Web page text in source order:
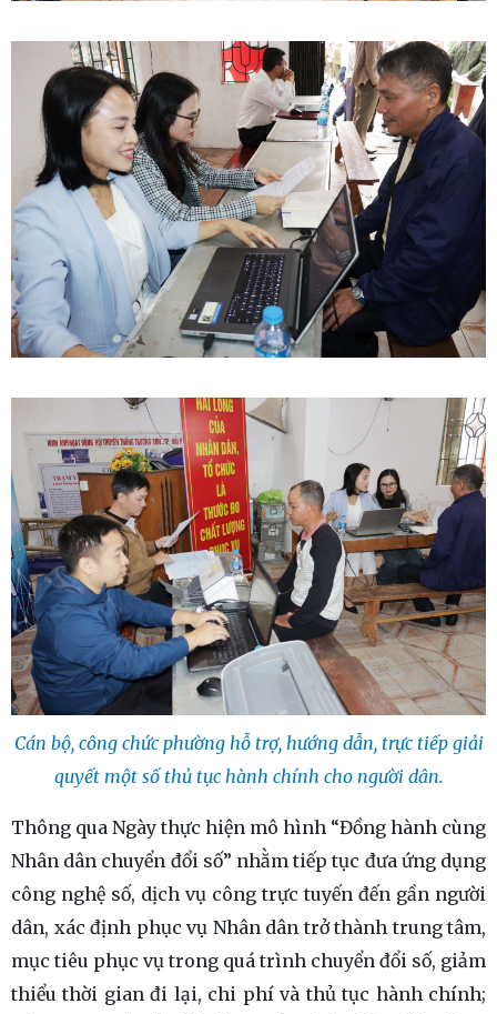
Cán bộ, công chức phường hỗ trợ, hướng dẫn, trực tiếp giải
quyết một số thủ tục hành chính cho người dân.
Thông qua Ngày thực hiện mô hình “Đồng hành cùng
Nhân dân chuyển đổi số” nhằm tiếp tục đưa ứng dụng
công nghệ số, dịch vụ công trực tuyến đến gần người
dân, xác định phục vụ Nhân dân trở thành trung tâm,
mục tiêu phục vụ trong quá trình chuyển đổi số, giảm
thiểu thời gian đi lại, chi phí và thủ tục hành chính;